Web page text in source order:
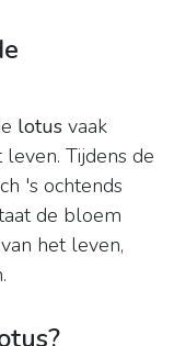
lotus vaak
Tijdens de
's ochtends
de bloem
het leven,